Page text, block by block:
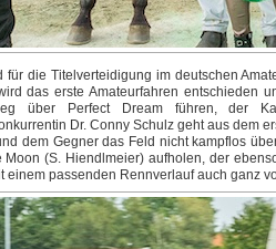
für die Titelverteidigung im deutschen
das erste Amateurfahren entschieden
über Perfect Dream führen, der
Dr. Conny Schulz geht aus dem
dem Gegner das Feld nicht kampflos
Moon (S. Hiendlmeier) aufholen, der
einem passenden Rennverlauf auch ganz